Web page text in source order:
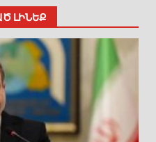
ԼԻՆԵՔ